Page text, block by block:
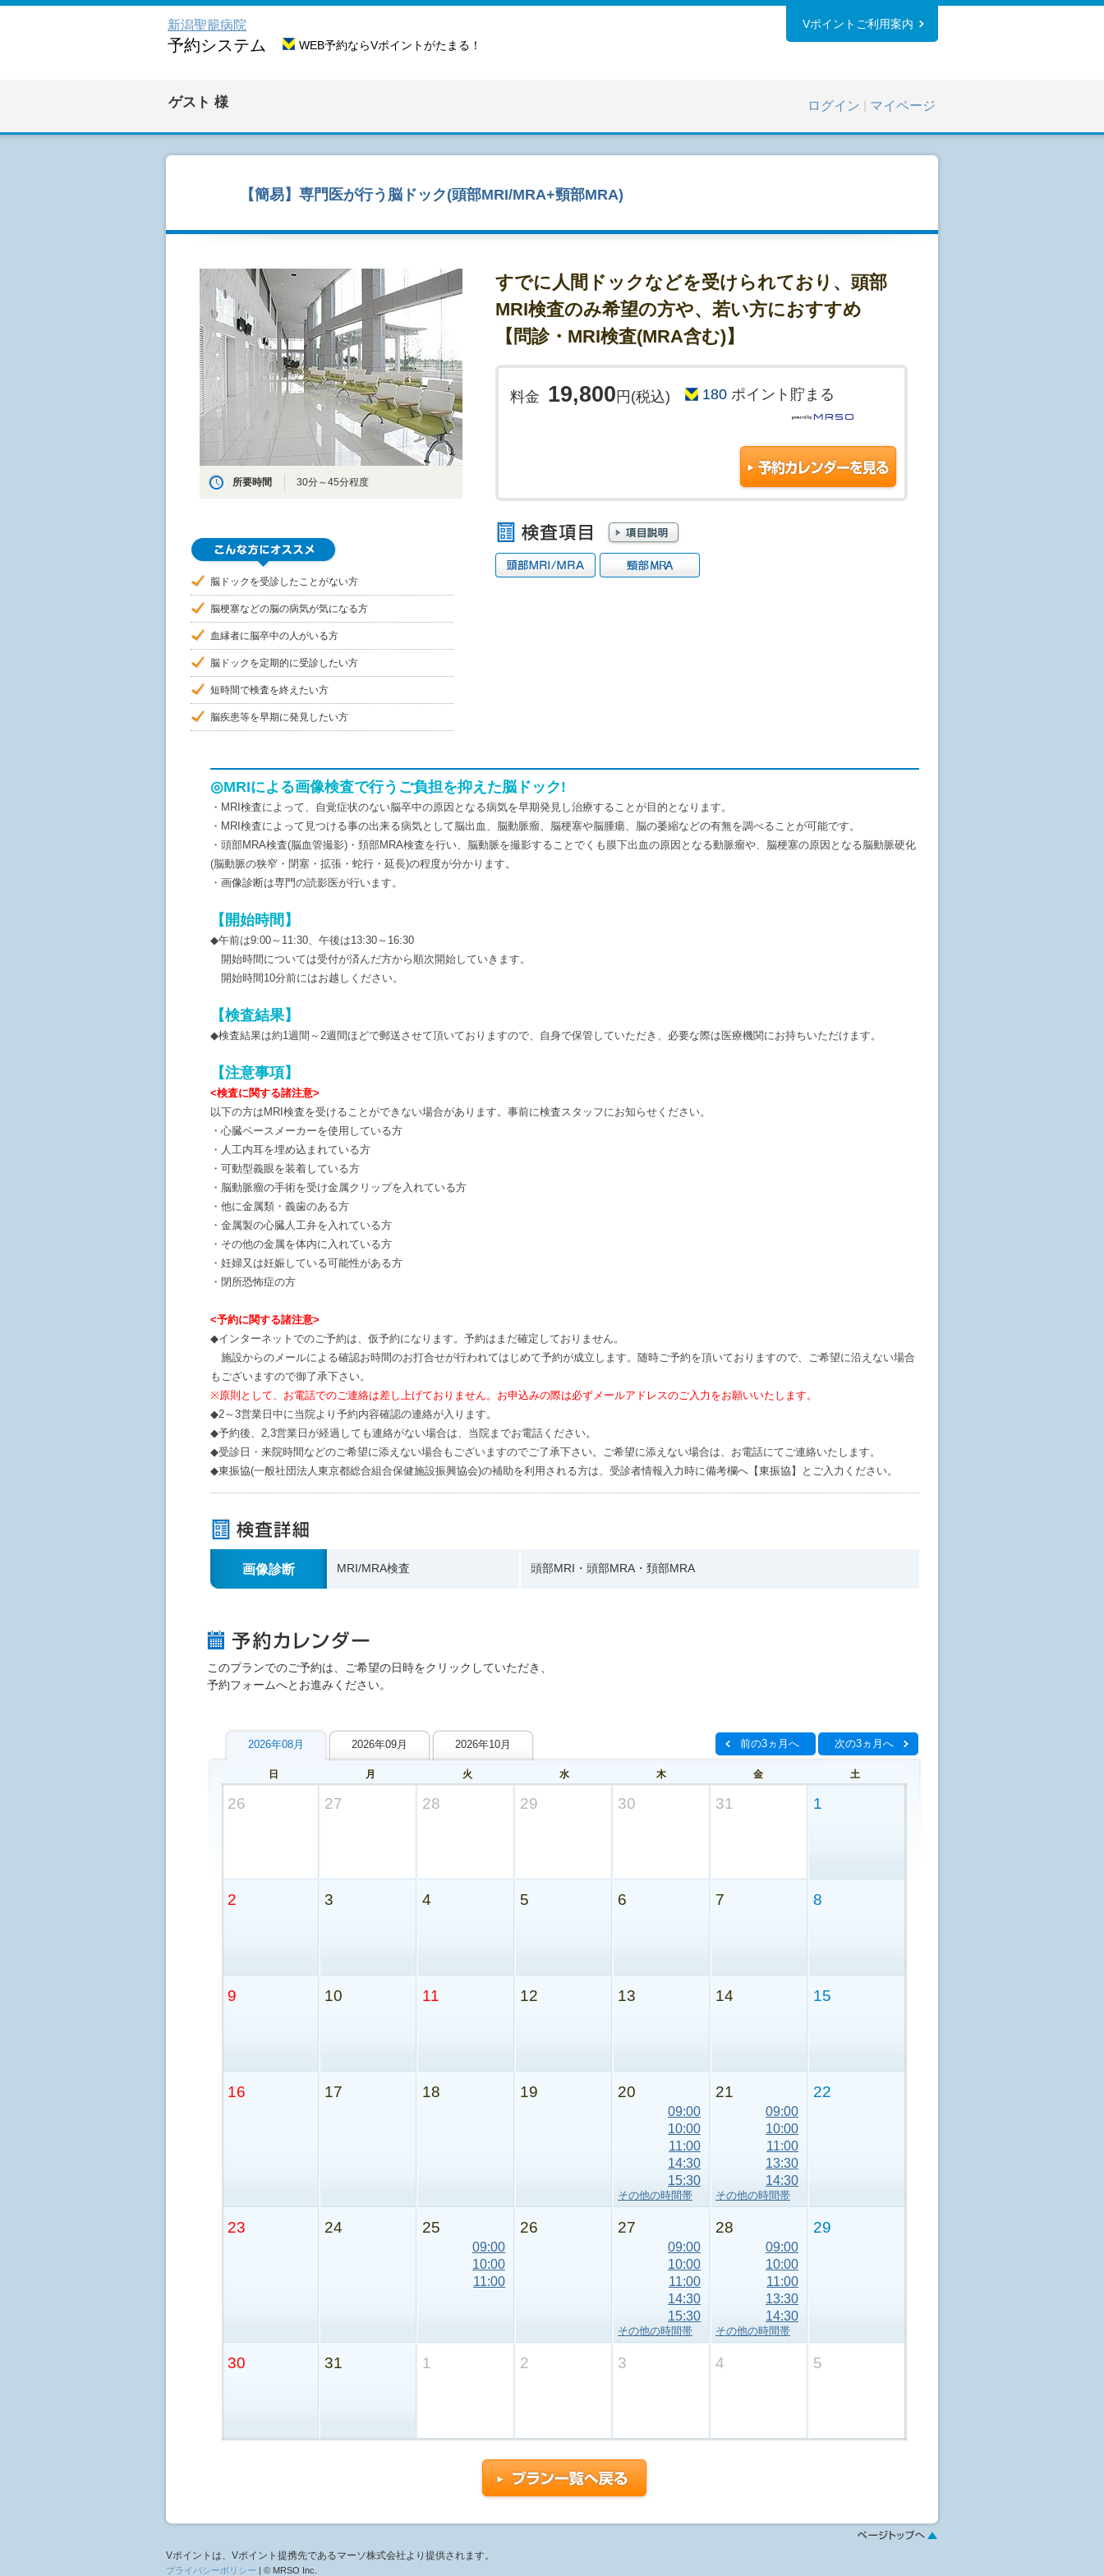
新潟聖籠病院
予約システム WEB予約ならVポイントがたまる！
Vポイントご利用案内
ゲスト 様 ログイン マイページ
【簡易】専門医が行う脳ドック(頭部MRI/MRA+頸部MRA)
所要時間 30分～45分程度
脳ドックを受診したことがない方
脳梗塞などの脳の病気が気になる方
血縁者に脳卒中の人がいる方
脳ドックを定期的に受診したい方
短時間で検査を終えたい方
脳疾患等を早期に発見したい方
すでに人間ドックなどを受けられており、頭部
MRI検査のみ希望の方や、若い方におすすめ
【問診・MRI検査(MRA含む)】
料金 19,800円(税込) 180 ポイント貯まる
◎MRIによる画像検査で行うご負担を抑えた脳ドック!
・MRI検査によって、自覚症状のない脳卒中の原因となる病気を早期発見し治療することが目的となります。
・MRI検査によって見つける事の出来る病気として脳出血、脳動脈瘤、脳梗塞や脳腫瘍、脳の萎縮などの有無を調べることが可能です。
・頭部MRA検査(脳血管撮影)・頚部MRA検査を行い、脳動脈を撮影することでくも膜下出血の原因となる動脈瘤や、脳梗塞の原因となる脳動脈硬化
(脳動脈の狭窄・閉塞・拡張・蛇行・延長)の程度が分かります。
・画像診断は専門の読影医が行います。
【開始時間】
◆午前は9:00～11:30、午後は13:30～16:30
開始時間については受付が済んだ方から順次開始していきます。
開始時間10分前にはお越しください。
【検査結果】
◆検査結果は約1週間～2週間ほどで郵送させて頂いておりますので、自身で保管していただき、必要な際は医療機関にお持ちいただけます。
【注意事項】
<検査に関する諸注意>
以下の方はMRI検査を受けることができない場合があります。事前に検査スタッフにお知らせください。
・心臓ペースメーカーを使用している方
・人工内耳を埋め込まれている方
・可動型義眼を装着している方
・脳動脈瘤の手術を受け金属クリップを入れている方
・他に金属類・義歯のある方
・金属製の心臓人工弁を入れている方
・その他の金属を体内に入れている方
・妊婦又は妊娠している可能性がある方
・閉所恐怖症の方
<予約に関する諸注意>
◆インターネットでのご予約は、仮予約になります。予約はまだ確定しておりません。
施設からのメールによる確認お時間のお打合せが行われてはじめて予約が成立します。随時ご予約を頂いておりますので、ご希望に沿えない場合
もございますので御了承下さい。
※原則として、お電話でのご連絡は差し上げておりません。お申込みの際は必ずメールアドレスのご入力をお願いいたします。
◆2～3営業日中に当院より予約内容確認の連絡が入ります。
◆予約後、2,3営業日が経過しても連絡がない場合は、当院までお電話ください。
◆受診日・来院時間などのご希望に添えない場合もございますのでご了承下さい。ご希望に添えない場合は、お電話にてご連絡いたします。
◆東振協(一般社団法人東京都総合組合保健施設振興協会)の補助を利用される方は、受診者情報入力時に備考欄へ【東振協】とご入力ください。
画像診断 MRI/MRA検査 頭部MRI・頭部MRA・頚部MRA
このプランでのご予約は、ご希望の日時をクリックしていただき、
予約フォームへとお進みください。
前の3ヵ月へ 次の3ヵ月へ
2026年08月 2026年09月 2026年10月
日 月 火 水 木 金 土
26 27 28 29 30 31 1
2 3 4 5 6 7 8
9 10 11 12 13 14 15
16 17 18 19 20
09:00
10:00
11:00
14:30
15:30
その他の時間帯
21
09:00
10:00
11:00
13:30
14:30
その他の時間帯
22
23 24 25
09:00
10:00
11:00
26 27
09:00
10:00
11:00
14:30
15:30
その他の時間帯
28
09:00
10:00
11:00
13:30
14:30
その他の時間帯
29
30 31 1 2 3 4 5
Vポイントは、Vポイント提携先であるマーソ株式会社より提供されます。
プライバシーポリシー | © MRSO Inc.